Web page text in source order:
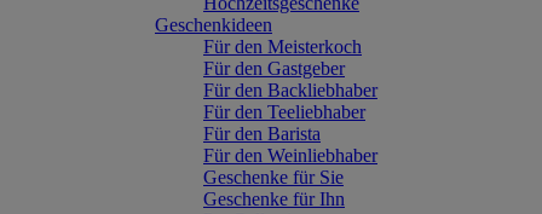
Geschenkideen
Für den Meisterkoch
Für den Gastgeber
Für den Backliebhaber
Für den Teeliebhaber
Für den Barista
Für den Weinliebhaber
Geschenke für Sie
Geschenke für Ihn